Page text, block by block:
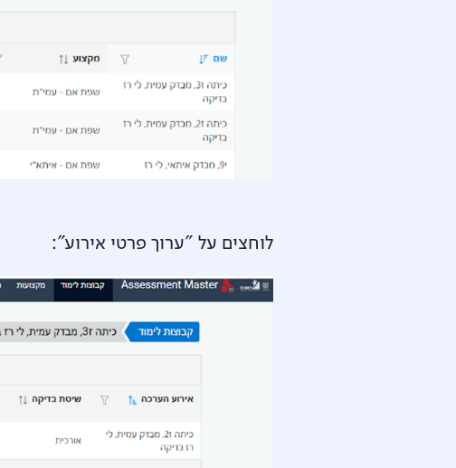
‍לוחצים על "ערוך פרטי אירוע":